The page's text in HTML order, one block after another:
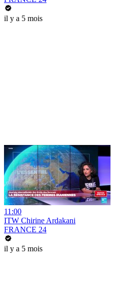
il y a 5 mois
11:00
ITW Chirine Ardakani
FRANCE 24
il y a 5 mois